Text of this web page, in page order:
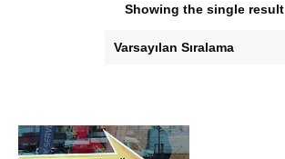
Showing the single result